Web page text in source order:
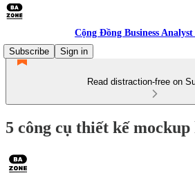
Cộng Đồng Business
Subscribe
Sign in
Read distraction-free on
5 công cụ thiết kế